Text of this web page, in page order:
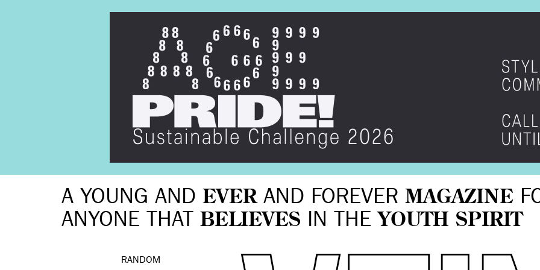
A YOUNG AND EVERAND FOREVER MAGAZINE
ANYONE THAT BELIEVES IN THE YOUTH SPIRIT
RANDOM